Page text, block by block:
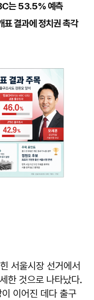
는 53.5% 예측
결과에 정치권 촉각
서울시장 선거에서
한 것으로 나타났다.
이어진 데다 출구